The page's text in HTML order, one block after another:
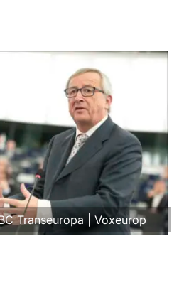
Transeuropa Voxeurop